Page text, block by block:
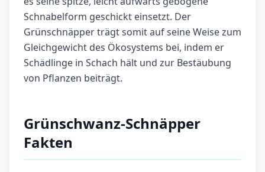
Schnabelform geschickt einsetzt. Der
Grünschnäpper trägt somit auf seine Weise zum
Gleichgewicht des Ökosystems bei, indem er
Schädlinge in Schach hält und zur Bestäubung
von Pflanzen beiträgt.
Grünschwanz-Schnäpper
Fakten